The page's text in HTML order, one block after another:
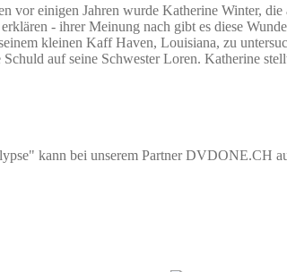
vor einigen Jahren wurde Katherine Winter,
- ihrer Meinung nach gibt es diese
kleinen Kaff Haven, Louisiana, zu
auf seine Schwester Loren. Katherine
kann bei unserem Partner DVDONE.CH